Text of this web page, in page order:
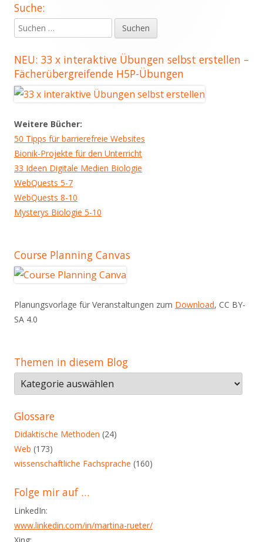
Haupt-
Seitenleiste
Suche:
Suchen
nach:
NEU: 33 x interaktive Übungen selbst erstellen –
Fächerübergreifende H5P-Übungen
Weitere Bücher:
50 Tipps für barrierefreie Websites
Bionik-Projekte für den Unterricht
33 Ideen Digitale Medien Biologie
WebQuests 5-7
WebQuests 8-10
Mysterys Biologie 5-10
Course Planning Canvas
Planungsvorlage für Veranstaltungen zum Download, CC BY-
SA 4.0
Themen in diesem Blog
Themen
in
diesem
Blog
Glossare
Didaktische Methoden (24)
Web (173)
wissenschaftliche Fachsprache (160)
Folge mir auf …
LinkedIn:
www.linkedin.com/in/martina-rueter/